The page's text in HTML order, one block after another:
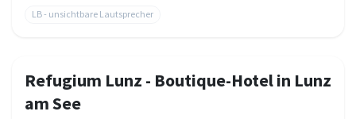
LB - unsichtbare Lautsprecher
Refugium Lunz - Boutique-Hotel in Lunz
am See